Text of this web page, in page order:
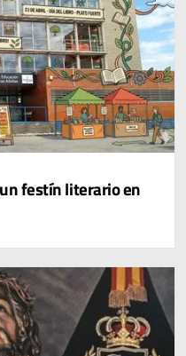
festín literario en